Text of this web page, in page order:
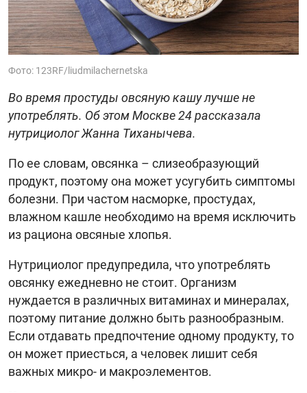
Фото: 123RF/liudmilachernetska
Во время простуды овсяную кашу лучше не
употреблять. Об этом Москве 24 рассказала
нутрициолог Жанна Тиханычева.
По ее словам, овсянка – слизеобразующий
продукт, поэтому она может усугубить симптомы
болезни. При частом насморке, простудах,
влажном кашле необходимо на время исключить
из рациона овсяные хлопья.
Нутрициолог предупредила, что употреблять
овсянку ежедневно не стоит. Организм
нуждается в различных витаминах и минералах,
поэтому питание должно быть разнообразным.
Если отдавать предпочтение одному продукту, то
он может приесться, а человек лишит себя
важных микро- и макроэлементов.